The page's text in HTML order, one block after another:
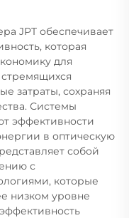
JPT обеспечивает
которая
для
затраты, сохраняя
Системы
эффективности
в оптическую
собой
с
которые
низком уровне